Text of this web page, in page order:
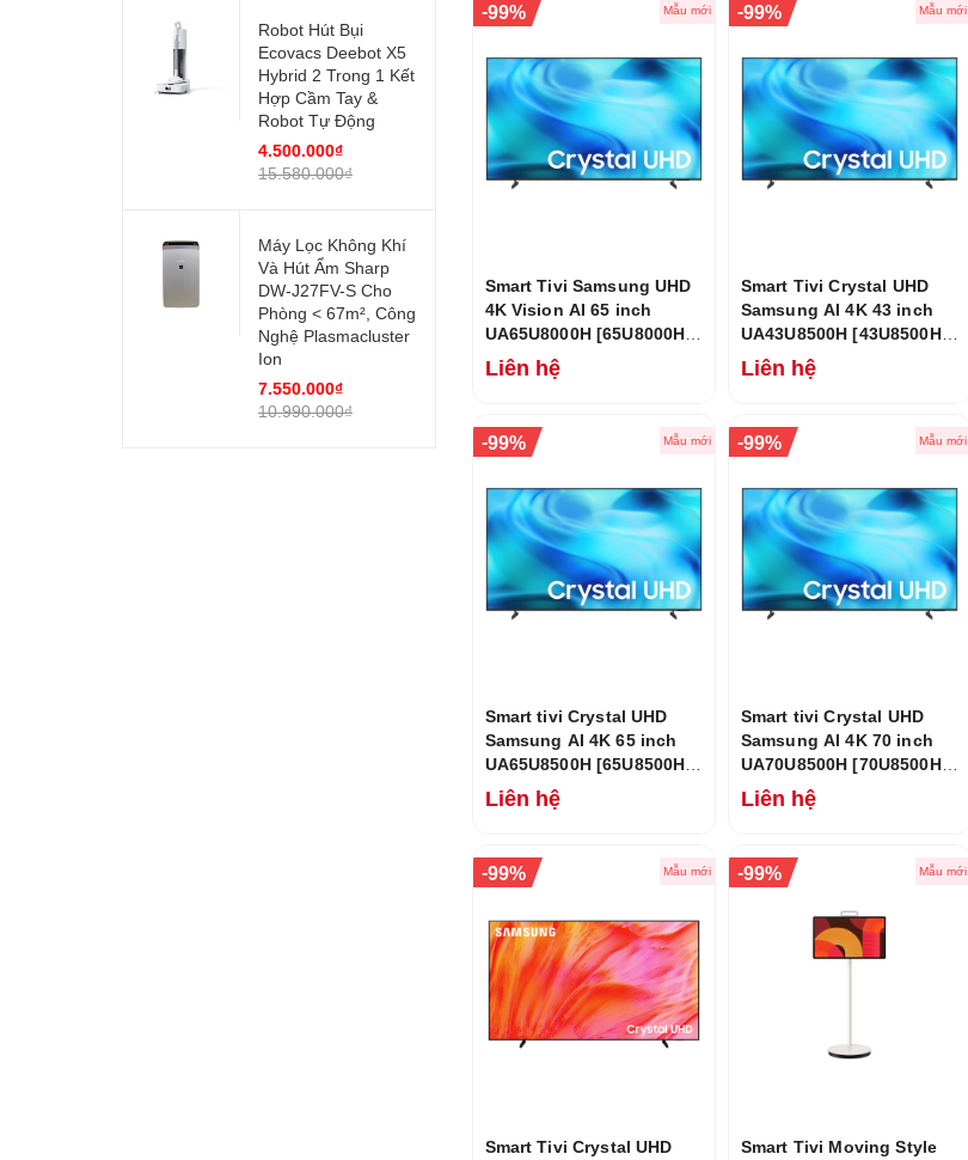
Robot Hút Bụi
Ecovacs Deebot X5
Hybrid 2 Trong 1 Kết
Hợp Cầm Tay &
Robot Tự Động
4.500.000₫
15.580.000₫
Máy Lọc Không Khí
Và Hút Ẩm Sharp
DW-J27FV-S Cho
Phòng < 67m², Công
Nghệ Plasmacluster
Ion
7.550.000₫
10.990.000₫
-99% Mẫu mới
Smart Tivi Samsung UHD
4K Vision AI 65 inch
UA65U8000H [65U8000H]
Mới 2026
Liên hệ
-99% Mẫu mới
Smart Tivi Crystal UHD
Samsung AI 4K 43 inch
UA43U8500H [43U8500H]
Mới 2026
Liên hệ
-99% Mẫu mới
Smart tivi Crystal UHD
Samsung AI 4K 65 inch
UA65U8500H [65U8500H]
Mới 2026
Liên hệ
-99% Mẫu mới
Smart tivi Crystal UHD
Samsung AI 4K 70 inch
UA70U8500H [70U8500H]
Mới 2026
Liên hệ
-99% Mẫu mới
Smart Tivi Crystal UHD
-99% Mẫu mới
Smart Tivi Moving Style